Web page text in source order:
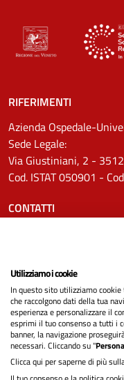
RIFERIMENTI
Azienda Ospedale-
Sede Legale:
Via Giustiniani, 2 -
Cod. ISTAT 050901 -
CONTATTI
Pec:
SEGUICI SU
Privacy
Utilizziamo i cookie
In questo sito utilizziamo
che raccolgono dati della tua
esperienza e personalizzare il
esprimi il tuo consenso a tutti i
banner, la navigazione
necessari. Cliccando su "
Clicca qui per saperne di più